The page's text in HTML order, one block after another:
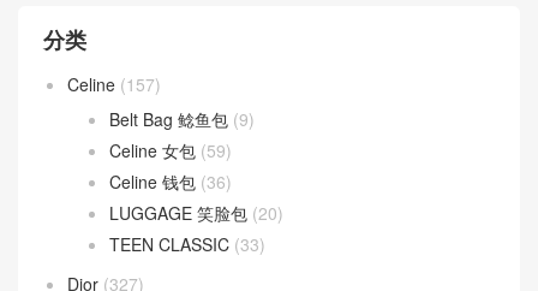
分类
Celine (157)
Belt Bag 鲶鱼包 (9)
Celine 女包 (59)
Celine 钱包 (36)
LUGGAGE 笑脸包 (20)
TEEN CLASSIC (33)
Dior (327)